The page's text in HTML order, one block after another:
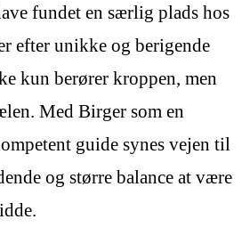
fundet en særlig plads hos
efter unikke og berigende
kun berører kroppen, men
Med Birger som en
guide synes vejen til
og større balance at være